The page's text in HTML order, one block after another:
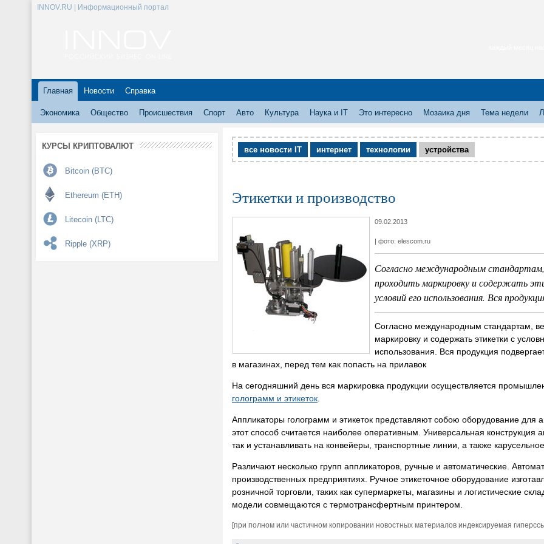
INNOV.RU | Информационный портал
Главная Новости Справка
Экономика Общество Происшествия Спорт Авто Культура Наука и IT Это интересно Мозаика дня Тема недели
КУРСЫ КРИПТОВАЛЮТ
Bitcoin (BTC)
Ethereum (ETH)
Litecoin (LTC)
Ripple (XRP)
все новости IT интернет технологии устройства
Этикетки и производство
09.02.2013
| фото: elescom.ru
Согласно международным
проходить маркировку и содержать
условий его использования. Вся
Согласно международным стандартам,
маркировку и содержать этикетки с
использования. Вся продукция
в магазинах, перед тем как попасть на прилавок
На сегодняшний день вся маркировка продукции осуществляется
голограмм и этикеток
Аппликаторы голограмм и этикеток представляют собою оборудование
этот способ считается наиболее оперативным. Универсальная конструкция
так и устанавливать на конвейеры, транспортные линии, а также
Различают несколько групп аппликаторов, ручные и автоматические.
производственных предприятиях. Ручное этикеточное оборудование
розничной торговли, таких как супермаркеты, магазины и логистические
модели совмещаются с термотрансфертным принтером.
[при полном или частичном копировании новостных материалов индексируемая